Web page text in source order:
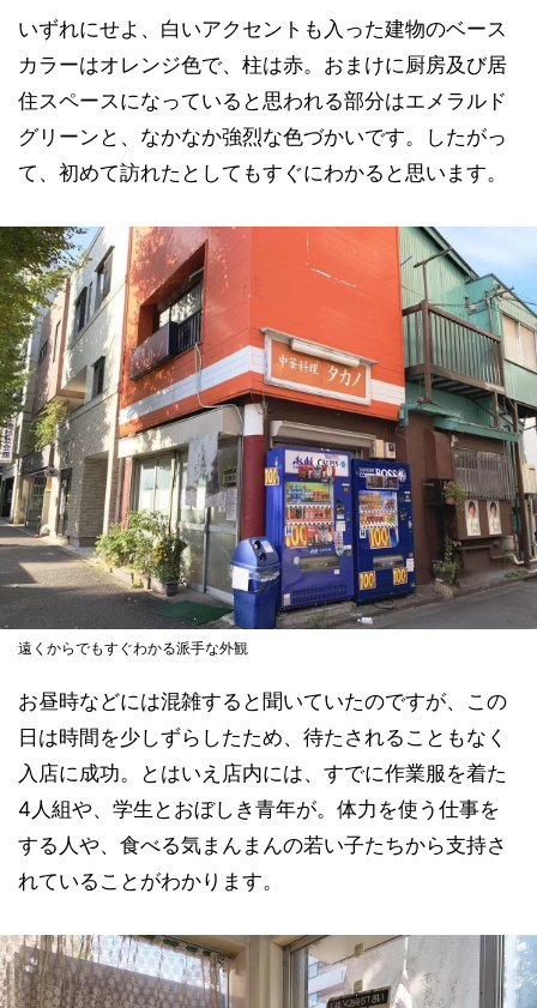
いずれにせよ、白いアクセントも入った建物のベース
カラーはオレンジ色で、柱は赤。おまけに厨房及び居
住スペースになっていると思われる部分はエメラルド
グリーンと、なかなか強烈な色づかいです。したがっ
て、初めて訪れたとしてもすぐにわかると思います。
遠くからでもすぐわかる派手な外観
お昼時などには混雑すると聞いていたのですが、この
日は時間を少しずらしたため、待たされることもなく
入店に成功。とはいえ店内には、すでに作業服を着た
4人組や、学生とおぼしき青年が。体力を使う仕事を
する人や、食べる気まんまんの若い子たちから支持さ
れていることがわかります。